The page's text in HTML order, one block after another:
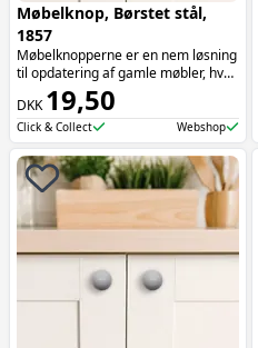
Møbelknop, Børstet stål,
1857
Møbelknopperne er en nem løsning
til opdatering af gamle møbler, hvor
de tilføjer både funktionalitet og
æstetik. Møbelknopperne er især
oplagte at bruge på skuffer.
DKK19,50
Click & Collect Webshop